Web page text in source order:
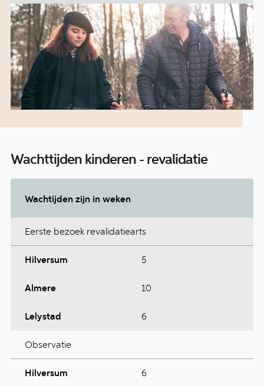
Wachttijden kinderen - revalidatie
Wachtijden zijn in weken
Eerste bezoek revalidatiearts
Hilversum 5
Almere 10
Lelystad 6
Observatie
Hilversum 6